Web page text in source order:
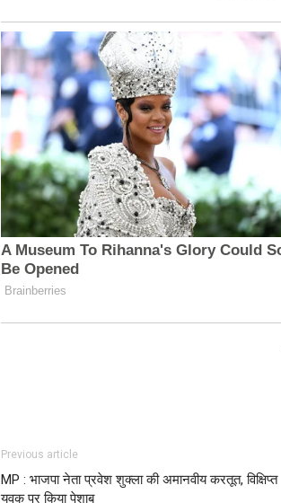
Previous article
MP : भाजपा नेता प्रवेश शुक्ला की अमानवीय करतूत, विक्षिप्त
युवक पर किया पेशाब